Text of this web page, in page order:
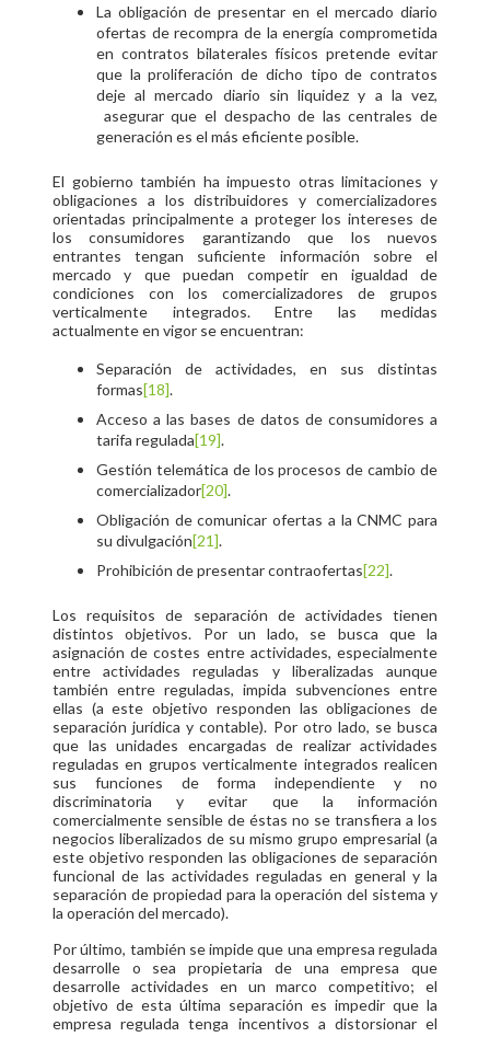
La obligación de presentar en el mercado diario
ofertas de recompra de la energía comprometida
en contratos bilaterales físicos pretende evitar
que la proliferación de dicho tipo de contratos
deje al mercado diario sin liquidez y a la vez,
asegurar que el despacho de las centrales de
generación es el más eficiente posible.
El gobierno también ha impuesto otras limitaciones y
obligaciones a los distribuidores y comercializadores
orientadas principalmente a proteger los intereses de
los consumidores garantizando que los nuevos
entrantes tengan suficiente información sobre el
mercado y que puedan competir en igualdad de
condiciones con los comercializadores de grupos
verticalmente integrados. Entre las medidas
actualmente en vigor se encuentran:
Separación de actividades, en sus distintas
formas[18].
Acceso a las bases de datos de consumidores a
tarifa regulada[19].
Gestión telemática de los procesos de cambio de
comercializador[20].
Obligación de comunicar ofertas a la CNMC para
su divulgación[21].
Prohibición de presentar contraofertas[22].
Los requisitos de separación de actividades tienen
distintos objetivos. Por un lado, se busca que la
asignación de costes entre actividades, especialmente
entre actividades reguladas y liberalizadas aunque
también entre reguladas, impida subvenciones entre
ellas (a este objetivo responden las obligaciones de
separación jurídica y contable). Por otro lado, se busca
que las unidades encargadas de realizar actividades
reguladas en grupos verticalmente integrados realicen
sus funciones de forma independiente y no
discriminatoria y evitar que la información
comercialmente sensible de éstas no se transfiera a los
negocios liberalizados de su mismo grupo empresarial (a
este objetivo responden las obligaciones de separación
funcional de las actividades reguladas en general y la
separación de propiedad para la operación del sistema y
la operación del mercado).
Por último, también se impide que una empresa regulada
desarrolle o sea propietaria de una empresa que
desarrolle actividades en un marco competitivo; el
objetivo de esta última separación es impedir que la
empresa regulada tenga incentivos a distorsionar el